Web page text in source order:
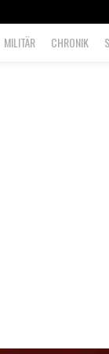
MILITÄR CHRONIK